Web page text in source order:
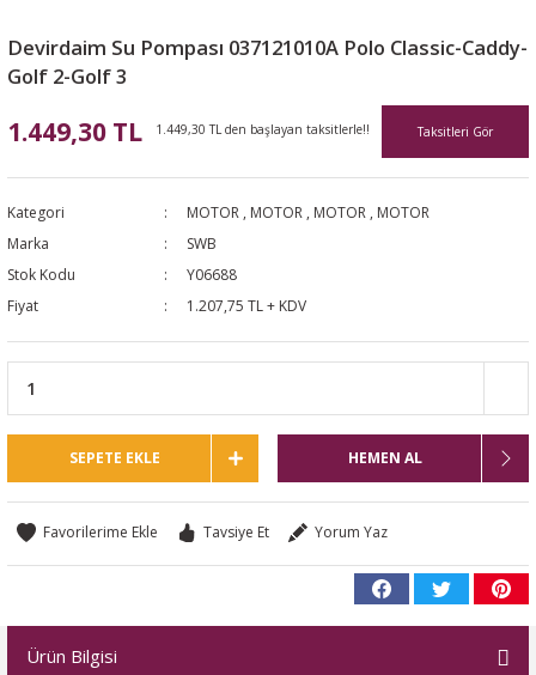
Devirdaim Su Pompası 037121010A Polo Classic-Caddy-
Golf 2-Golf 3
1.449,30 TL 1.449,30 TL den başlayan taksitlerle!! Taksitleri Gör
Kategori MOTOR , MOTOR , MOTOR , MOTOR
Marka
SWB
Stok Kodu
Y06688
Fiyat
1.207,75 TL + KDV
SEPETE EKLE HEMEN AL
Tavsiye Et Yorum Yaz
Ürün Bilgisi